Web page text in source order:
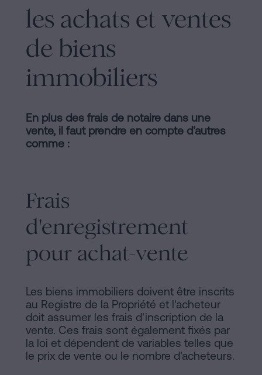
les achats et ventes
de biens
immobiliers
En plus des frais de notaire dans une
vente, il faut prendre en compte d'autres
comme :
Frais
d'enregistrement
pour achat-vente
Les biens immobiliers doivent être inscrits
au Registre de la Propriété et l'acheteur
doit assumer les frais d'inscription de la
vente. Ces frais sont également fixés par
la loi et dépendent de variables telles que
le prix de vente ou le nombre d'acheteurs.